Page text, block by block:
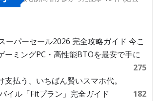
ーパーセール2026 完全攻略ガイド 今こ
ーミングPC・高性能BTOを最安で手に
275
支払う、いちばん賢いスマホ代。
イル「Fitプラン」完全ガイド
182